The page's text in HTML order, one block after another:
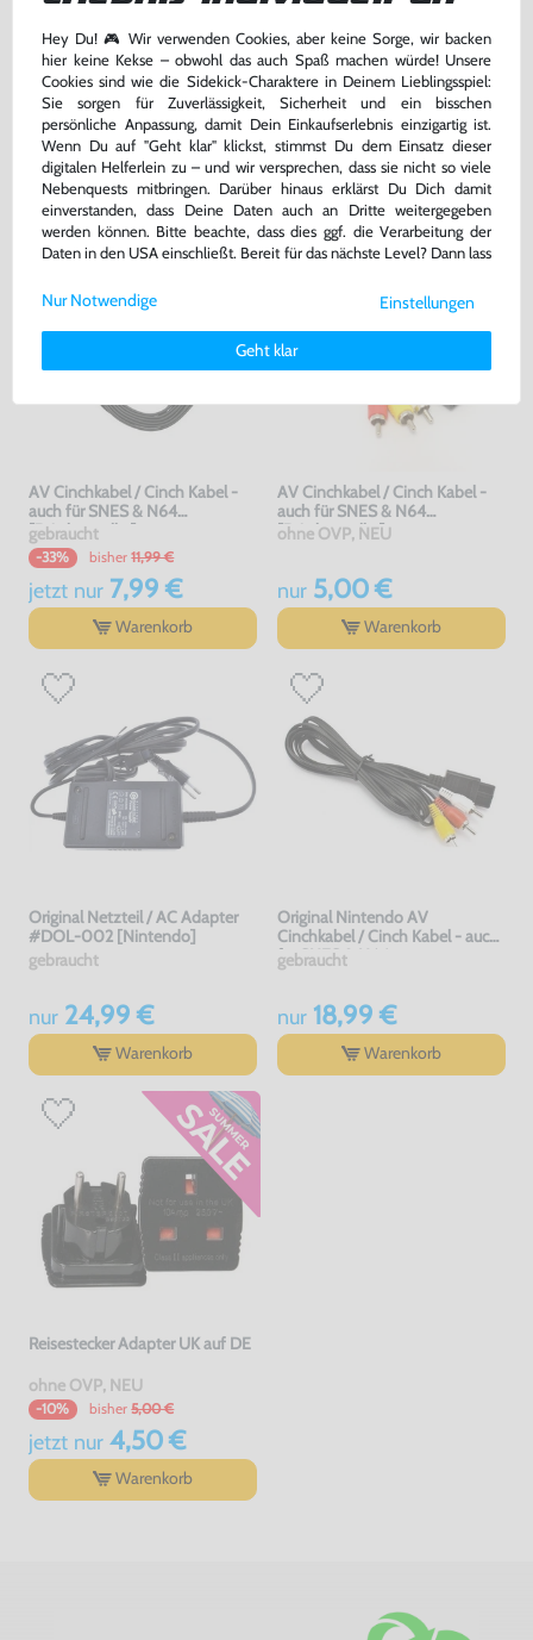
nur239,99 €
Warenkorb
nur19,99 €
Warenkorb
DAS HABEN ANDERE DAZU
GEKAUFT
AV Cinchkabel / Cinch Kabel -
auch für SNES & N64
[Dritthersteller]
gebraucht
-33% bisher 11,99 €
jetzt nur7,99 €
Warenkorb
AV Cinchkabel / Cinch Kabel -
auch für SNES & N64
[Dritthersteller]
ohne OVP, NEU
nur5,00 €
Warenkorb
Original Netzteil / AC Adapter
#DOL-002 [Nintendo]
gebraucht
nur24,99 €
Warenkorb
Original Nintendo AV
Cinchkabel / Cinch Kabel - auch
für SNES & N64
gebraucht
nur18,99 €
Warenkorb
Reisestecker Adapter UK auf DE
ohne OVP, NEU
-10% bisher 5,00 €
jetzt nur4,50 €
Warenkorb
Hey Du! 🎮 Wir verwenden Cookies, aber keine Sorge, wir backen
hier keine Kekse – obwohl das auch Spaß machen würde! Unsere
Cookies sind wie die Sidekick-Charaktere in Deinem Lieblingsspiel:
Sie sorgen für Zuverlässigkeit, Sicherheit und ein bisschen
persönliche Anpassung, damit Dein Einkaufserlebnis einzigartig ist.
Wenn Du auf "Geht klar" klickst, stimmst Du dem Einsatz dieser
digitalen Helferlein zu – und wir versprechen, dass sie nicht so viele
Nebenquests mitbringen. Darüber hinaus erklärst Du Dich damit
einverstanden, dass Deine Daten auch an Dritte weitergegeben
werden können. Bitte beachte, dass dies ggf. die Verarbeitung der
Daten in den USA einschließt. Bereit für das nächste Level? Dann lass
Weitere Informationen zu den von uns verwendeten Cookies und
Deinen Rechten als Nutzer findest Du in unsererDaten­schutz­
Impressum.
Einstellungen
Geht klar
Nur Notwendige